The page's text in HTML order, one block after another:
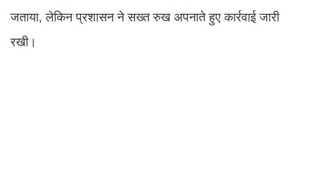
जताया, लेकिन प्रशासन ने सख्त रुख अपनाते हुए कार्रवाई जारी
रखी।